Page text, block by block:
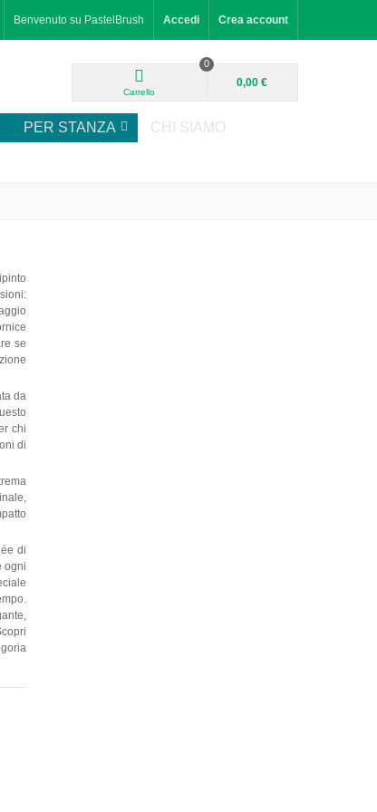
Benvenuto su PastelBrush Accedi Crea account
Carrello
0
0,00 €
PER STANZA
CHI SIAMO
se
da
chi
di
di
ogni